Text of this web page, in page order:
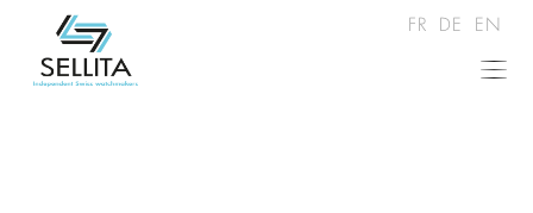
FR DE EN